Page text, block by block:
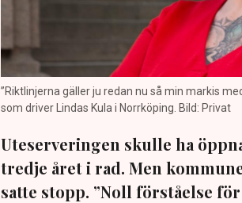
”Riktlinjerna gäller ju redan nu så min markis
som driver Lindas Kula i Norrköping. Bild: Privat
Uteserveringen skulle ha
tredje året i rad. Men
satte stopp. ”Noll förståelse